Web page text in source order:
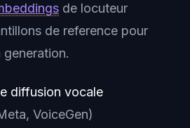
de locuteur
de reference pour
diffusion vocale
VoiceGen)